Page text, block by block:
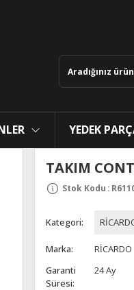
YEDEK
TAKIM
Stok Kodu :
Kategori
Marka
RİCARDO
Garanti
Süresi
24 Ay